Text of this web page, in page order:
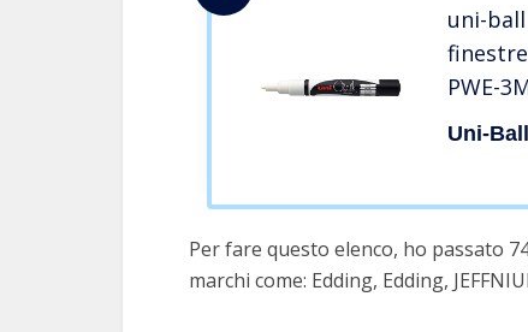
uni-
finestre
PWE-
tonda,
Uni-Ball
Per fare questo elenco, ho passato
marchi come: Edding, Edding,